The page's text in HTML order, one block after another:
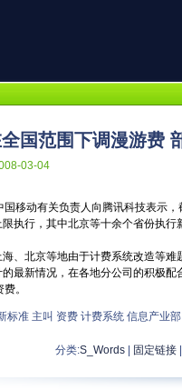
国范围下调漫游费
03-04
国移动有关负责人向腾讯科技表示
执行，其中北京等十余个省份执行
、北京等地由于计费系统改造等
最新情况，在各地分公司的积极
。
标准 主叫 资费 计费系统 信息产业部
分类:S_Words| 固定链接|